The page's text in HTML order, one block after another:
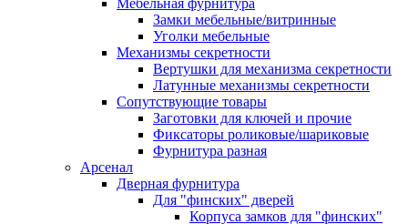
Мебельная фурнитура
Замки мебельные/витринные
Уголки мебельные
Механизмы секретности
Вертушки для механизма секретности
Латунные механизмы секретности
Сопутствующие товары
Заготовки для ключей и прочие
Фиксаторы роликовые/шариковые
Фурнитура разная
Арсенал
Дверная фурнитура
Для "финских" дверей
Корпуса замков для "финских"